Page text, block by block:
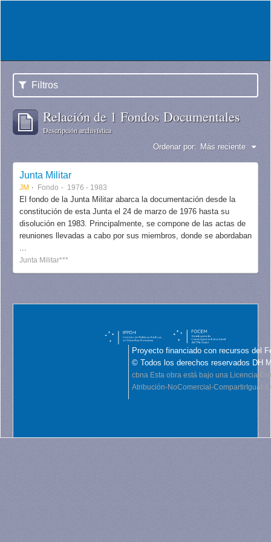
Filtros
Relación de 1 Fondos Documentales
Descripción archivística
Ordenar por: Más reciente
Junta Militar
JM Fondo 1976 - 1983
El fondo de la Junta Militar abarca la documentación desde la
constitución de esta Junta el 24 de marzo de 1976 hasta su
disolución en 1983. Principalmente, se compone de las actas de
reuniones llevadas a cabo por sus miembros, donde se abordaban
...
Junta Militar***
Proyecto financiado con recursos del
© Todos los derechos reservados DH
cbna Esta obra está bajo una Licencia
Atribución-NoComercial-CompartirIgual